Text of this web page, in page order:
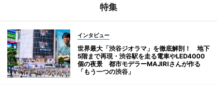
特集
インタビュー
世界最大「渋谷ジオラマ」を徹底解剖！ 地下
5階まで再現・渋谷駅を走る電車やLED4000
個の夜景 都市モデラーMAJIRIさんが作る
「もう一つの渋谷」